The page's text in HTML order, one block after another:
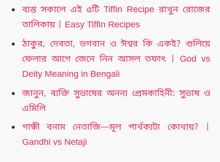
ব্যস্ত সকালে এই ৫টি Tiffin Recipe রাখুন রোজের
তালিকায় | Easy Tiffin Recipes
ঠাকুর, দেবতা, ভগবান ও ঈশ্বর কি একই? গুলিয়ে
ফেলার আগে জেনে নিন আসল তফাৎ | God vs
Deity Meaning in Bengali
জানুন, ব্যক্তি সুভাষের অনন্য প্রেমকাহিনী: সুভাষ ও
এমিলি
গান্ধী বনাম নেতাজি—মূল পার্থক্যটা কোথায়? |
Gandhi vs Netaji